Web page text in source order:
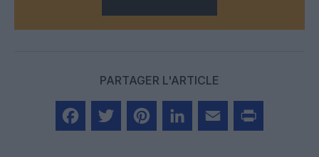
PARTAGER L'ARTICLE